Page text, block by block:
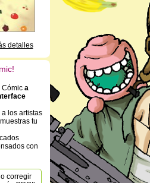
detalles
Cómic a
los artistas
tu
con
corregir